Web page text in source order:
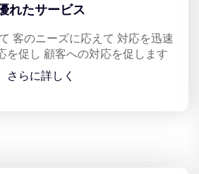
れたサービス
客のニーズに応えて 対応を迅速
を促し 顧客への対応を促します
さらに詳しく